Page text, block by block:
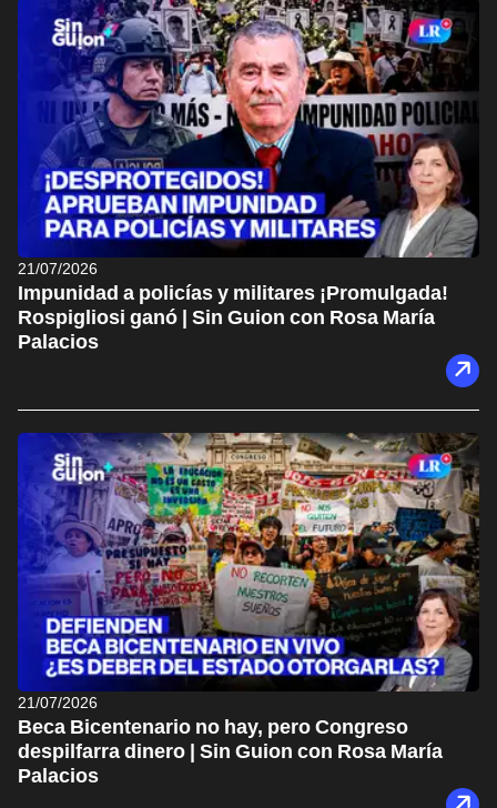
21/07/2026
Impunidad a policías y militares ¡Promulgada!
Rospigliosi ganó | Sin Guion con Rosa María
Palacios
21/07/2026
Beca Bicentenario no hay, pero Congreso
despilfarra dinero | Sin Guion con Rosa María
Palacios